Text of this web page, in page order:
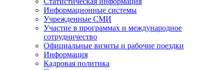
Информационные системы
Учрежденные СМИ
Участие в программах и международное
сотрудничество
Официальные визиты и рабочие поездки
Информация
Кадровая политика